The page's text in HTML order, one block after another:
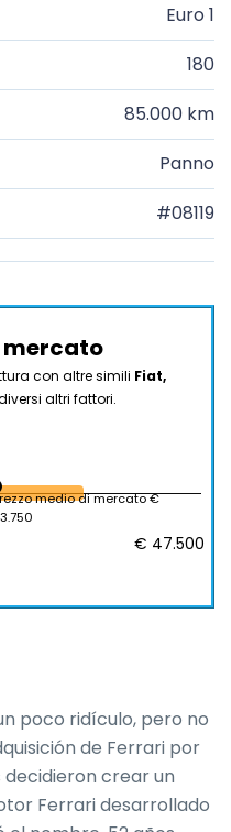
Euro 1
180
85.000 km
Panno
#08119
mercato
con altre simili Fiat,
altri fattori.
medio di mercato €
€ 47.500
poco ridículo, pero no
de Ferrari por
decidieron crear un
Ferrari desarrollado